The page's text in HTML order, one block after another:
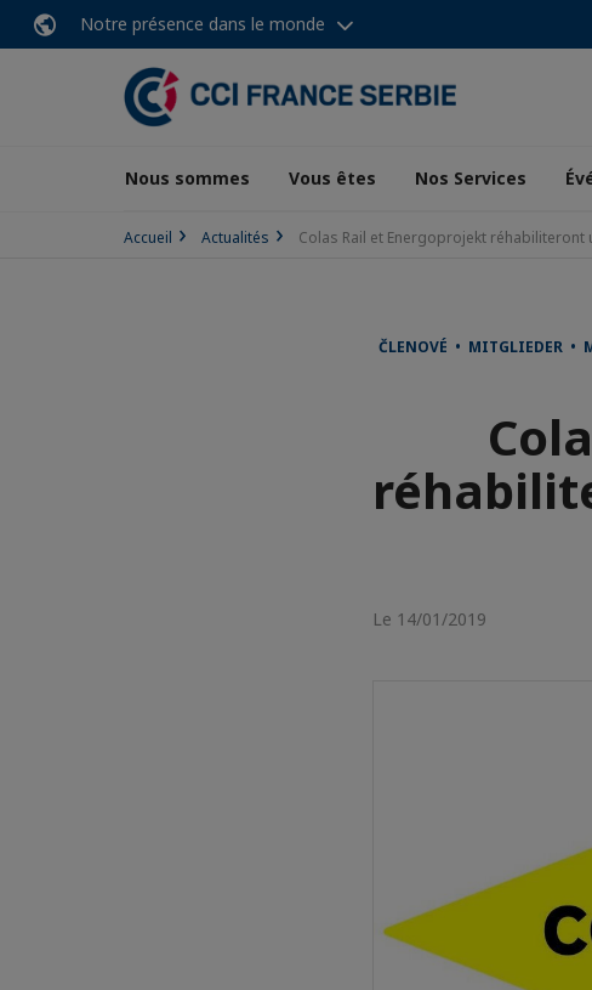
Notre présence dans le monde
Nous sommes Vous êtes Nos Services
Accueil Actualités Colas Rail et Energoprojekt
ČLENOVÉ • MITGLIEDER •
Le 14/01/2019